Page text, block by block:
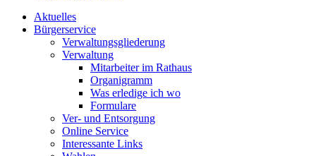
Aktuelles
Bürgerservice
Verwaltungsgliederung
Verwaltung
Mitarbeiter im Rathaus
Organigramm
Was erledige ich wo
Formulare
Ver- und Entsorgung
Online Service
Interessante Links